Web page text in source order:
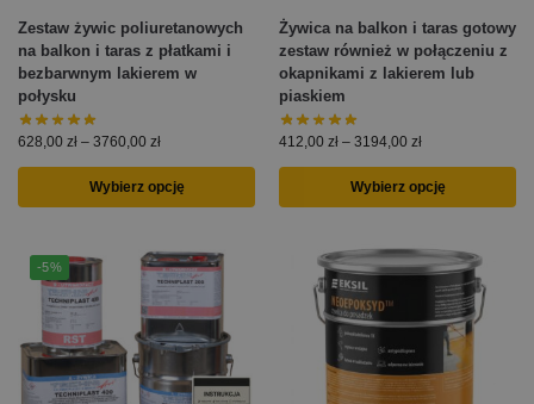
Zestaw żywic poliuretanowych
na balkon i taras z płatkami i
bezbarwnym lakierem w
połysku
628,00 zł – 3760,00 zł
Wybierz opcję
Żywica na balkon i taras gotowy
zestaw również w połączeniu z
okapnikami z lakierem lub
piaskiem
412,00 zł – 3194,00 zł
Wybierz opcję
-5%